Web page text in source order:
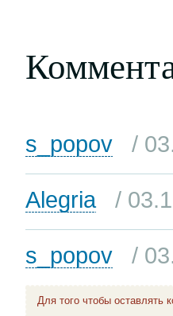
s_popov /
Alegria /
s_popov /
Для того чтобы оставлять